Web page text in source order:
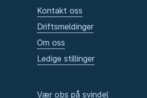
Kontakt oss
Driftsmeldinger
Om oss
Ledige stillinger
Vær obs på svindel